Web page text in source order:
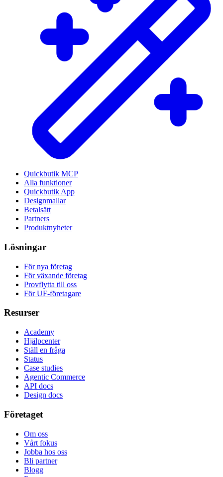
Quickbutik MCP
Alla funktioner
Quickbutik App
Designmallar
Betalsätt
Partners
Produktnyheter
Lösningar
För nya företag
För växande företag
Provflytta till oss
För UF-företagare
Resurser
Academy
Hjälpcenter
Ställ en fråga
Status
Case studies
Agentic Commerce
API docs
Design docs
Företaget
Om oss
Vårt fokus
Jobba hos oss
Bli partner
Blogg